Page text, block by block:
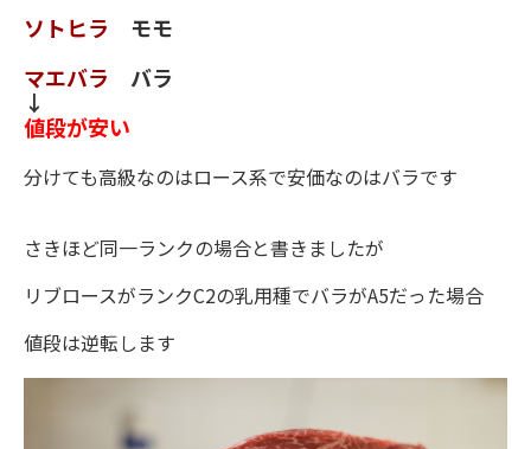
ソトヒラ モモ
マエバラ バラ
↓
値段が安い
分けても高級なのはロース系で安価なのはバラです
さきほど同一ランクの場合と書きましたが
リブロースがランクC2の乳用種でバラがA5だった場合
値段は逆転します